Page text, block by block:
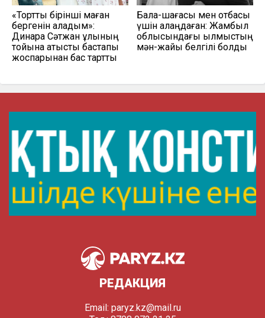
«Тортты бірінші маған
бергенін қаладым»:
Динара Сәтжан ұлының
тойына қатысты бастапқы
жоспарынан бас тартты
Бала-шағасы мен отбасы
үшін алаңдаған: Жамбыл
облысындағы қылмыстың
мән-жайы белгілі болды
РЕДАКЦИЯ
Email: paryz.kz@mail.ru